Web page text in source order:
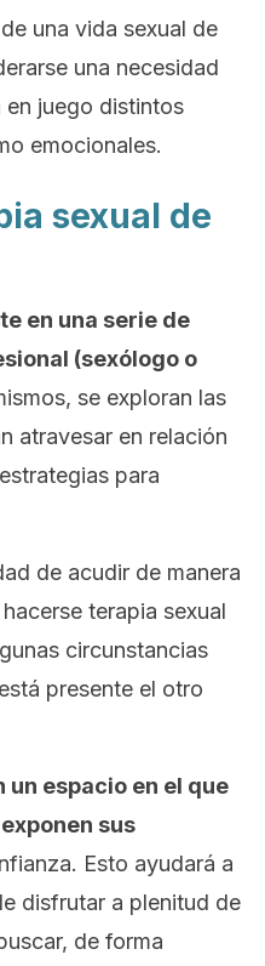
una vida sexual de
una necesidad
en juego distintos
emocionales.
sexual de
en una serie de
(sexólogo o
se exploran las
atravesar en relación
para
de acudir de manera
terapia sexual
circunstancias
presente el otro
un espacio en el que
sus
Esto ayudará a
disfrutar a plenitud de
de forma